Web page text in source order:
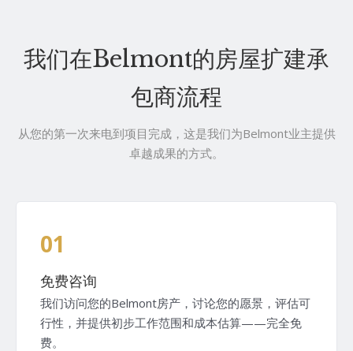
我们在Belmont的房屋扩建承
包商流程
从您的第一次来电到项目完成，这是我们为Belmont业主提供
卓越成果的方式。
01
免费咨询
我们访问您的Belmont房产，讨论您的愿景，评估可
行性，并提供初步工作范围和成本估算——完全免
费。